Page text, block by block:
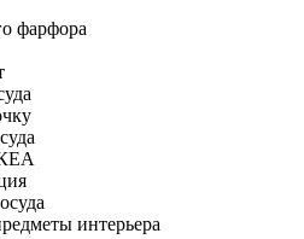
фарфора
интерьера